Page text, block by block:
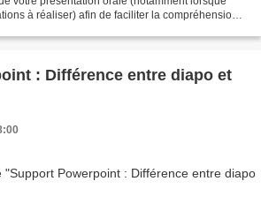
à réaliser) afin de faciliter la compréhension
: Différence entre diapo et